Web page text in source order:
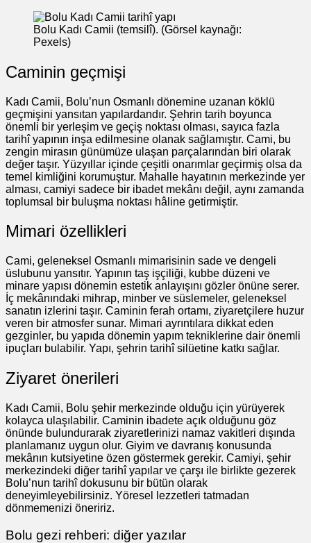
Bolu Kadı Camii (temsilî). (Görsel kaynağı:
Pexels)
Caminin geçmişi
Kadı Camii, Bolu’nun Osmanlı dönemine uzanan köklü
geçmişini yansıtan yapılardandır. Şehrin tarih boyunca
önemli bir yerleşim ve geçiş noktası olması, sayıca fazla
tarihî yapının inşa edilmesine olanak sağlamıştır. Cami, bu
zengin mirasın günümüze ulaşan parçalarından biri olarak
değer taşır. Yüzyıllar içinde çeşitli onarımlar geçirmiş olsa da
temel kimliğini korumuştur. Mahalle hayatının merkezinde yer
alması, camiyi sadece bir ibadet mekânı değil, aynı zamanda
toplumsal bir buluşma noktası hâline getirmiştir.
Mimari özellikleri
Cami, geleneksel Osmanlı mimarisinin sade ve dengeli
üslubunu yansıtır. Yapının taş işçiliği, kubbe düzeni ve
minare yapısı dönemin estetik anlayışını gözler önüne serer.
İç mekânındaki mihrap, minber ve süslemeler, geleneksel
sanatın izlerini taşır. Caminin ferah ortamı, ziyaretçilere huzur
veren bir atmosfer sunar. Mimari ayrıntılara dikkat eden
gezginler, bu yapıda dönemin yapım tekniklerine dair önemli
ipuçları bulabilir. Yapı, şehrin tarihî silüetine katkı sağlar.
Ziyaret önerileri
Kadı Camii, Bolu şehir merkezinde olduğu için yürüyerek
kolayca ulaşılabilir. Caminin ibadete açık olduğunu göz
önünde bulundurarak ziyaretlerinizi namaz vakitleri dışında
planlamanız uygun olur. Giyim ve davranış konusunda
mekânın kutsiyetine özen göstermek gerekir. Camiyi, şehir
merkezindeki diğer tarihî yapılar ve çarşı ile birlikte gezerek
Bolu’nun tarihî dokusunu bir bütün olarak
deneyimleyebilirsiniz. Yöresel lezzetleri tatmadan
dönmemenizi öneririz.
Bolu gezi rehberi: diğer yazılar